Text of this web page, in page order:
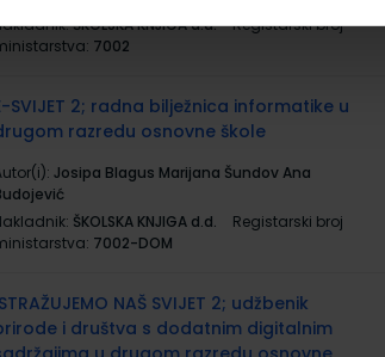
ŠKOLSKA KNJIGA d.d.
Registarski broj
7002
SVIJET 2; radna bilježnica informatike u
razredu osnovne škole
Josipa Blagus Marijana Šundov Ana
ŠKOLSKA KNJIGA d.d.
Registarski broj
7002-DOM
NAŠ SVIJET 2; udžbenik
i društva s dodatnim digitalnim